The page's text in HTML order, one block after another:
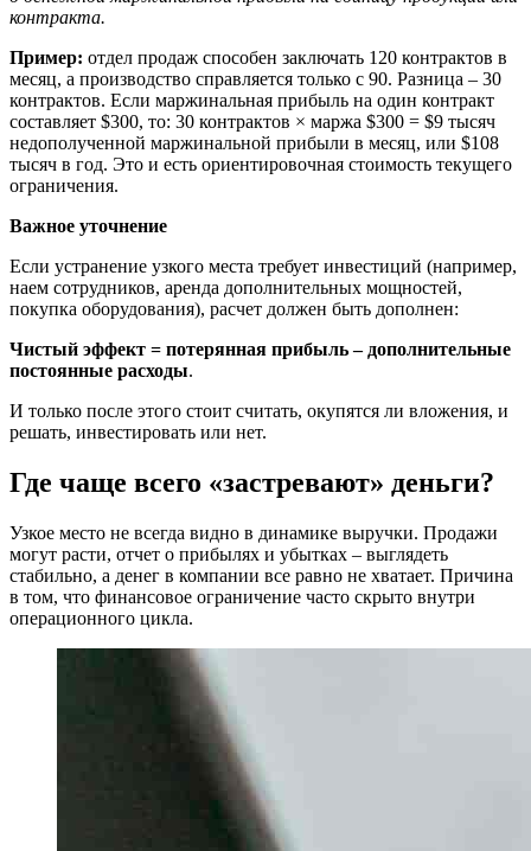
контракта.
Пример: отдел продаж способен заключать 120 контрактов в
месяц, а производство справляется только с 90. Разница – 30
контрактов. Если маржинальная прибыль на один контракт
составляет $300, то: 30 контрактов × маржа $300 = $9 тысяч
недополученной маржинальной прибыли в месяц, или $108
тысяч в год. Это и есть ориентировочная стоимость текущего
ограничения.
Важное уточнение
Если устранение узкого места требует инвестиций (например,
наем сотрудников, аренда дополнительных мощностей,
покупка оборудования), расчет должен быть дополнен:
Чистый эффект = потерянная прибыль – дополнительные
постоянные расходы.
И только после этого стоит считать, окупятся ли вложения, и
решать, инвестировать или нет.
Где чаще всего «застревают» деньги?
Узкое место не всегда видно в динамике выручки. Продажи
могут расти, отчет о прибылях и убытках – выглядеть
стабильно, а денег в компании все равно не хватает. Причина
в том, что финансовое ограничение часто скрыто внутри
операционного цикла.